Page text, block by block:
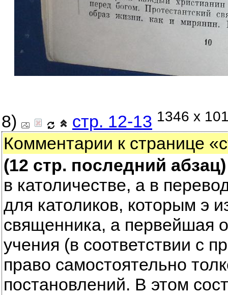
8) стр. 12-13 1346 x
Комментарии к странице
(12 стр. последний
в католичестве, а в
для католиков, которым э
священника, а первейшая
учения (в соответствии с
право самостоятельно
постановлений. В этом